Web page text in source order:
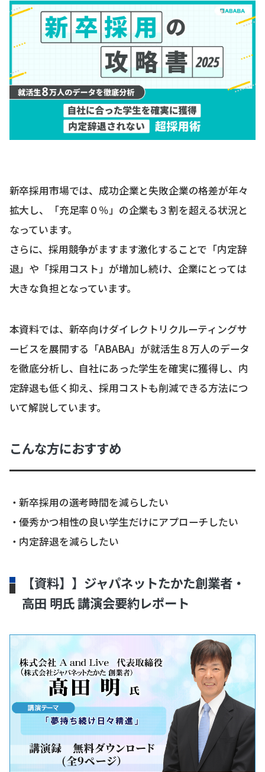
新卒採用市場では、成功企業と失敗企業の格差が年々
拡大し、「充足率０％」の企業も３割を超える状況と
なっています。
さらに、採用競争がますます激化することで「内定辞
退」や「採用コスト」が増加し続け、企業にとっては
大きな負担となっています。
本資料では、新卒向けダイレクトリクルーティングサ
ービスを展開する「ABABA」が就活生８万人のデータ
を徹底分析し、自社にあった学生を確実に獲得し、内
定辞退も低く抑え、採用コストも削減できる方法につ
いて解説しています。
こんな方におすすめ
・新卒採用の選考時間を減らしたい
・優秀かつ相性の良い学生だけにアプローチしたい
・内定辞退を減らしたい
【資料】】ジャパネットたかた創業者・
高田 明氏 講演会要約レポート